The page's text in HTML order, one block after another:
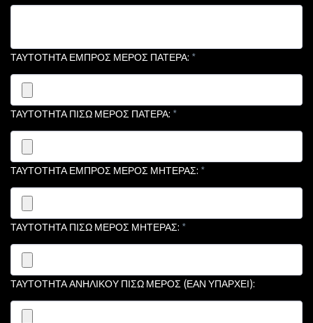
ΤΑΥΤΟΤΗΤΑ ΕΜΠΡΟΣ ΜΕΡΟΣ ΠΑΤΕΡΑ: *
ΤΑΥΤΟΤΗΤΑ ΠΙΣΩ ΜΕΡΟΣ ΠΑΤΕΡΑ: *
ΤΑΥΤΟΤΗΤΑ ΕΜΠΡΟΣ ΜΕΡΟΣ ΜΗΤΕΡΑΣ: *
ΤΑΥΤΟΤΗΤΑ ΠΙΣΩ ΜΕΡΟΣ ΜΗΤΕΡΑΣ: *
ΤΑΥΤΟΤΗΤΑ ΑΝΗΛΙΚΟΥ ΠΙΣΩ ΜΕΡΟΣ (ΕΑΝ ΥΠΑΡΧΕΙ):